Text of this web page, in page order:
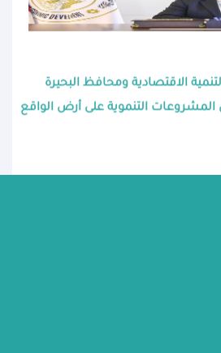
الاقتصادية ومحافظ البحيرة
المشروعات التنموية على أرض الواقع